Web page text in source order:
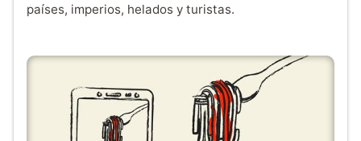
países, imperios, helados y turistas.